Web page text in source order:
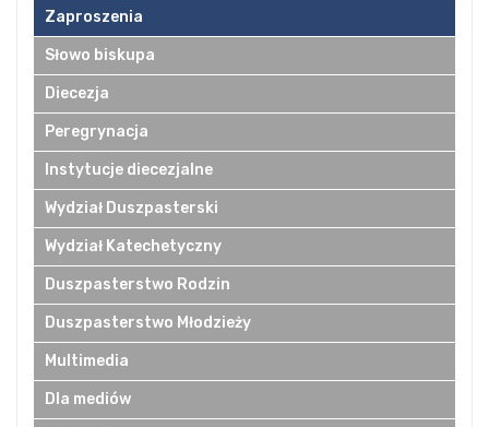
Zaproszenia
Słowo biskupa
Diecezja
Peregrynacja
Instytucje diecezjalne
Wydział Duszpasterski
Wydział Katechetyczny
Duszpasterstwo Rodzin
Duszpasterstwo Młodzieży
Multimedia
Dla mediów